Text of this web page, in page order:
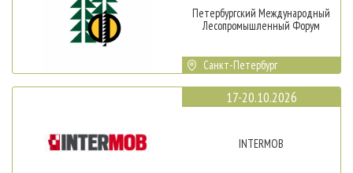
Петербургский Международный
Лесопромышленный Форум
Санкт-Петербург
17-20.10.2026
INTERMOB